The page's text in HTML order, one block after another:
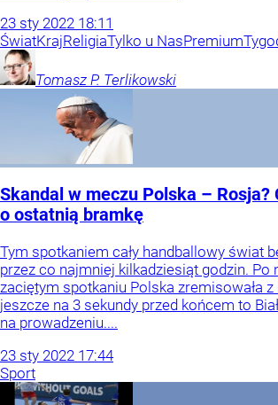
23 sty 2022 18:11
ŚwiatKrajReligiaTylko u NasPremium
Tomasz P. Terlikowski
Skandal w meczu Polska – Rosja?
o ostatnią bramkę
Tym spotkaniem cały handballowy świat
przez co najmniej kilkadziesiąt godzin. Po
zaciętym spotkaniu Polska zremisowała z
jeszcze na 3 sekundy przed końcem to
na prowadzeniu....
23 sty 2022 17:44
Sport